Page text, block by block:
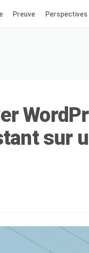
Preuve Perspectives
sur